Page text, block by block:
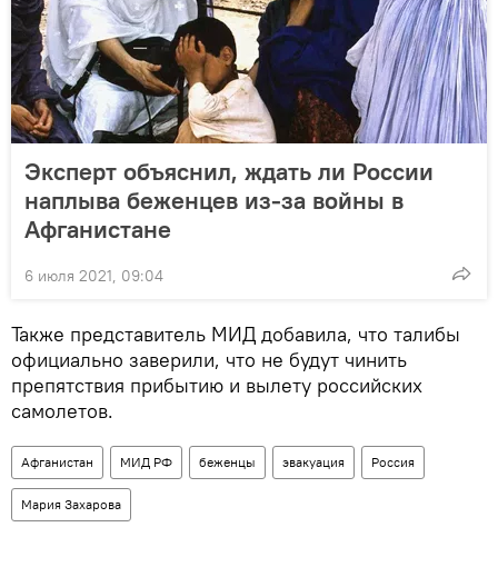
Эксперт объяснил, ждать ли России
наплыва беженцев из-за войны в
Афганистане
6 июля 2021, 09:04
Также представитель МИД добавила, что талибы
официально заверили, что не будут чинить
препятствия прибытию и вылету российских
самолетов.
Афганистан МИД РФ беженцы эвакуация Россия
Мария Захарова